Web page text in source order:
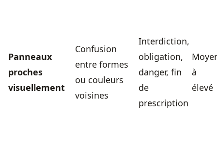
Panneaux
proches
visuellement
Confusion
entre formes
ou couleurs
voisines
Interdiction,
obligation,
danger, fin
de
prescription
à
élevé